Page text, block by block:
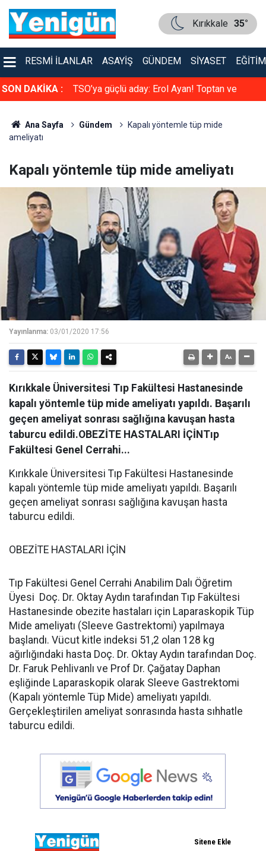
Kırıkkale 35°
RESMI İLANLAR ASAYIŞ GÜNDEM SIYASET EĞITIM
SON DAKİKA :
çarpıştı TSO’ya güçlü aday: Erol Ayan! Toptan ve
Ana Sayfa Gündem
Kapalı yöntemle tüp mide
ameliyatı
Kapalı yöntemle tüp mide ameliyatı
Yayınlanma: 03/01/2020 17:56
Kırıkkale Üniversitesi Tıp Fakültesi Hastanesinde
kapalı yöntemle tüp mide ameliyatı yapıldı. Başarılı
geçen ameliyat sonrası sağlığına kavuşan hasta
taburcu edildi.OBEZİTE HASTALARI İÇİNTıp
Fakültesi Genel Cerrahi...
Kırıkkale Üniversitesi Tıp Fakültesi Hastanesinde
kapalı yöntemle tüp mide ameliyatı yapıldı. Başarılı
geçen ameliyat sonrası sağlığına kavuşan hasta
taburcu edildi.
OBEZİTE HASTALARI İÇİN
Tıp Fakültesi Genel Cerrahi Anabilim Dalı Öğretim
Üyesi Doç. Dr. Oktay Aydın tarafından Tıp Fakültesi
Hastanesinde obezite hastaları için Laparaskopik Tüp
Mide ameliyatı (Sleeve Gastrektomi) yapılmaya
başlandı. Vücut kitle indeksi 51,2 olan 128 kg
ağırlığındaki hasta Doç. Dr. Oktay Aydın tarafından Doç.
Dr. Faruk Pehlivanlı ve Prof Dr. Çağatay Daphan
eşliğinde Laparaskopik olarak Sleeve Gastrektomi
(Kapalı yöntemle Tüp Mide) ameliyatı yapıldı.
Gerçekleştirilen ameliyat sonrasında hasta sıhhatle
taburcu edildi.